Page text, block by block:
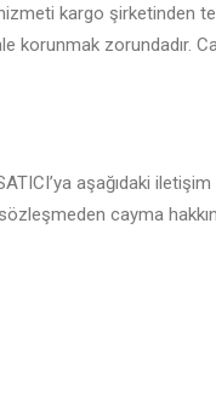
hizmeti kargo şirketinden
korunmak zorundadır.
aşağıdaki iletişim
cayma